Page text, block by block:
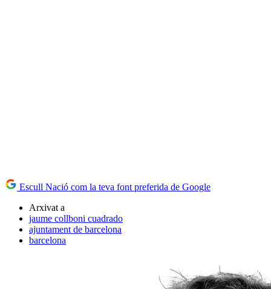
Escull Nació com la teva font preferida de Google
Arxivat a
jaume collboni cuadrado
ajuntament de barcelona
barcelona